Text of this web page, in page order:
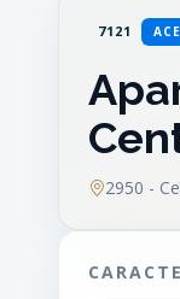
7121
2950 -